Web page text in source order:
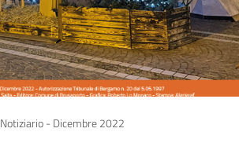
Notiziario - Dicembre 2022